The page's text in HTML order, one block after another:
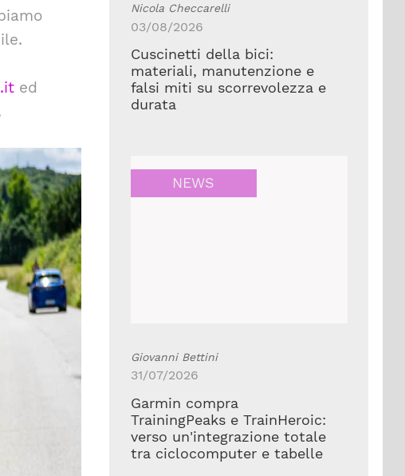
ed
Nicola Checcarelli
03/08/2026
Cuscinetti della bici:
materiali, manutenzione e
falsi miti su scorrevolezza e
durata
NEWS
Giovanni Bettini
31/07/2026
Garmin compra
TrainingPeaks e TrainHeroic:
verso un'integrazione totale
tra ciclocomputer e tabelle